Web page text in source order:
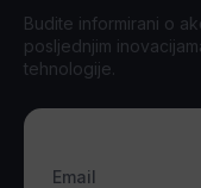
Budite informirani o
posljednjim
tehnologije.
Email